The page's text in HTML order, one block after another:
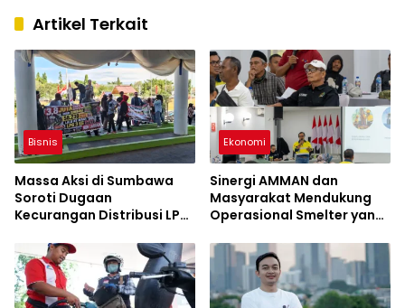
Artikel Terkait
Bisnis
Massa Aksi di Sumbawa
Soroti Dugaan
Kecurangan Distribusi LPG
Fiktif
Ekonomi
Sinergi AMMAN dan
Masyarakat Mendukung
Operasional Smelter yang